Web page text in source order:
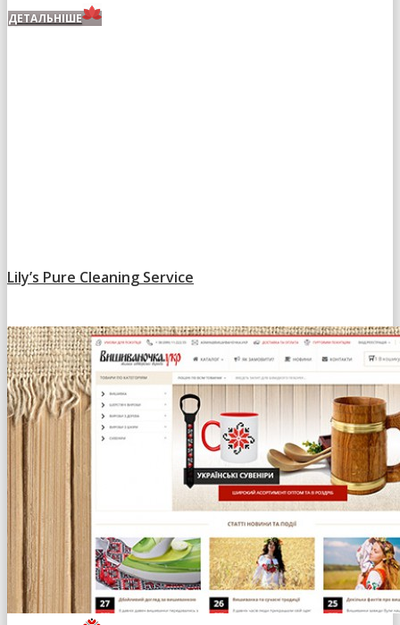
ДЕТАЛЬНІШЕ
Lily’s Pure Cleaning Service